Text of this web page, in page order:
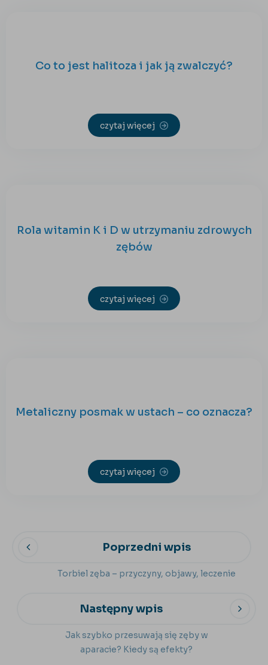
Co to jest halitoza i jak ją zwalczyć?
czytaj więcej
Rola witamin K i D w utrzymaniu zdrowych
zębów
czytaj więcej
Metaliczny posmak w ustach – co oznacza?
czytaj więcej
Poprzedni wpis
Torbiel zęba – przyczyny, objawy, leczenie
Następny wpis
Jak szybko przesuwają się zęby w
aparacie? Kiedy są efekty?